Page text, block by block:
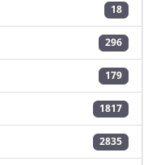
18
296
179
1817
2835